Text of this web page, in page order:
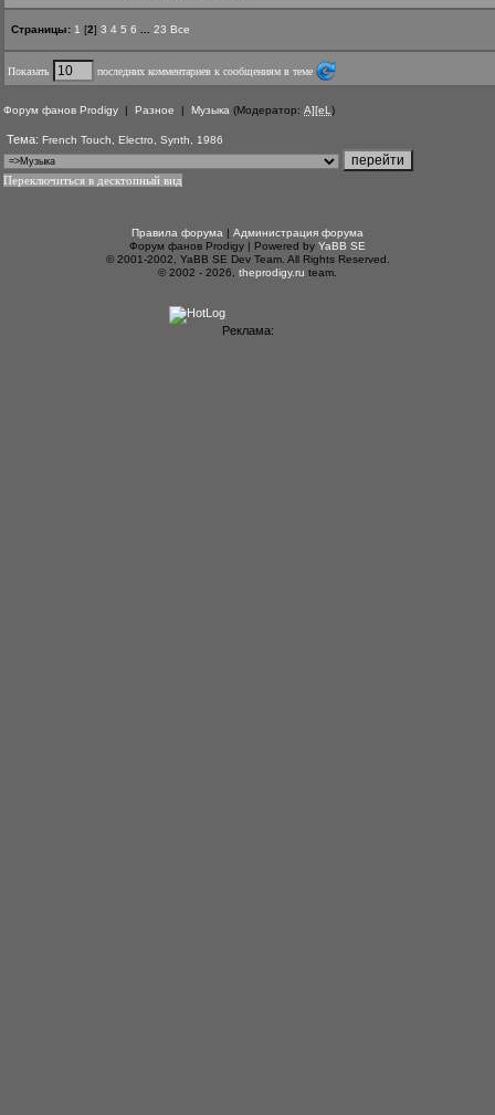
Страницы: 1 [2] 3 4 5 6 23 Все
Показать последних комментариев к сообщениям в теме
Форум фанов Prodigy | Разное | Музыка (Модератор: A][eL )
Тема: French Touch, Electro, Synth, 1986
Переключиться в десктопный вид
Правила форума | Администрация форума
Форум фанов Prodigy | Powered by YaBB SE
© 2001-2002, YaBB SE Dev Team. All Rights Reserved.
© 2002 - 2026, theprodigy.ru team.
Реклама: